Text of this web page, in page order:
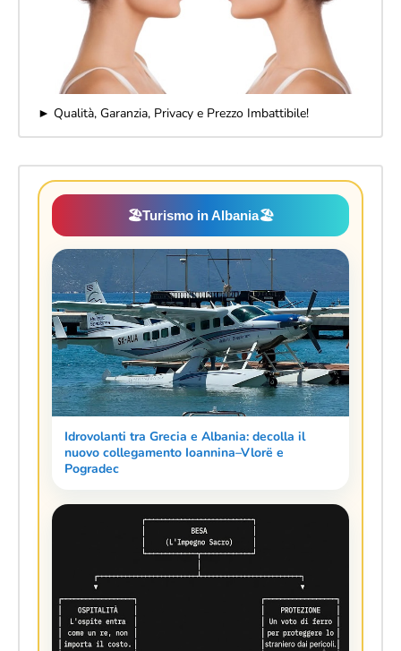
► Qualità, Garanzia, Privacy e Prezzo Imbattibile!
🏖️Turismo in Albania🏖️
Idrovolanti tra Grecia e Albania: decolla il
nuovo collegamento Ioannina–Vlorë e
Pogradec